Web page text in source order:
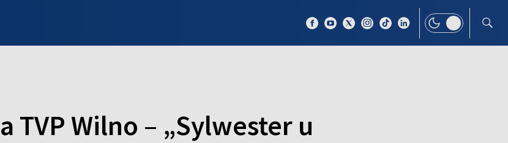
Wilno – „Sylwester u